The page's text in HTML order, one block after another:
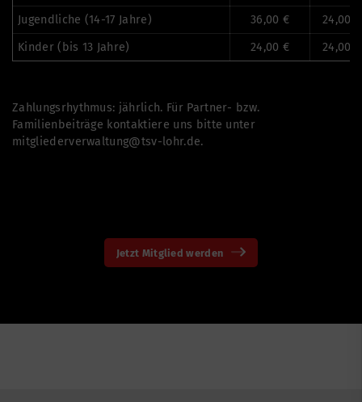
Jugendliche (14-17 Jahre)
36,00 €
24,00 €
Kinder (bis 13 Jahre)
24,00 € 24,00 €
Zahlungsrhythmus: jährlich. Für Partner- bzw.
Familienbeiträge kontaktiere uns bitte unter
mitgliederverwaltung@tsv-lohr.de.
Jetzt Mitglied werden